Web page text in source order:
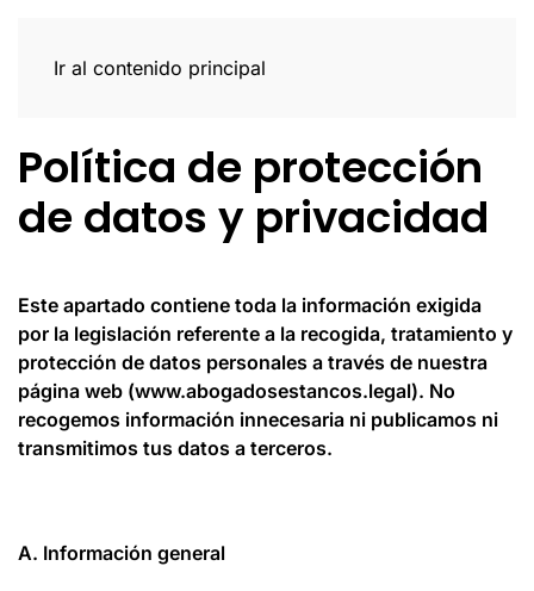
Ir al contenido principal
Política de protección
de datos y privacidad
Este apartado contiene toda la información exigida
por la legislación referente a la recogida, tratamiento y
protección de datos personales a través de nuestra
página web (www.abogadosestancos.legal). No
recogemos información innecesaria ni publicamos ni
transmitimos tus datos a terceros.
A. Información general